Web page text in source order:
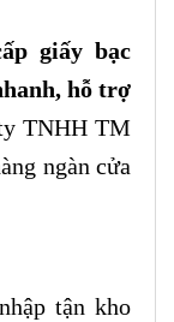
giấy bạc
hỗ trợ
TNHH TM
ngàn cửa
tận kho